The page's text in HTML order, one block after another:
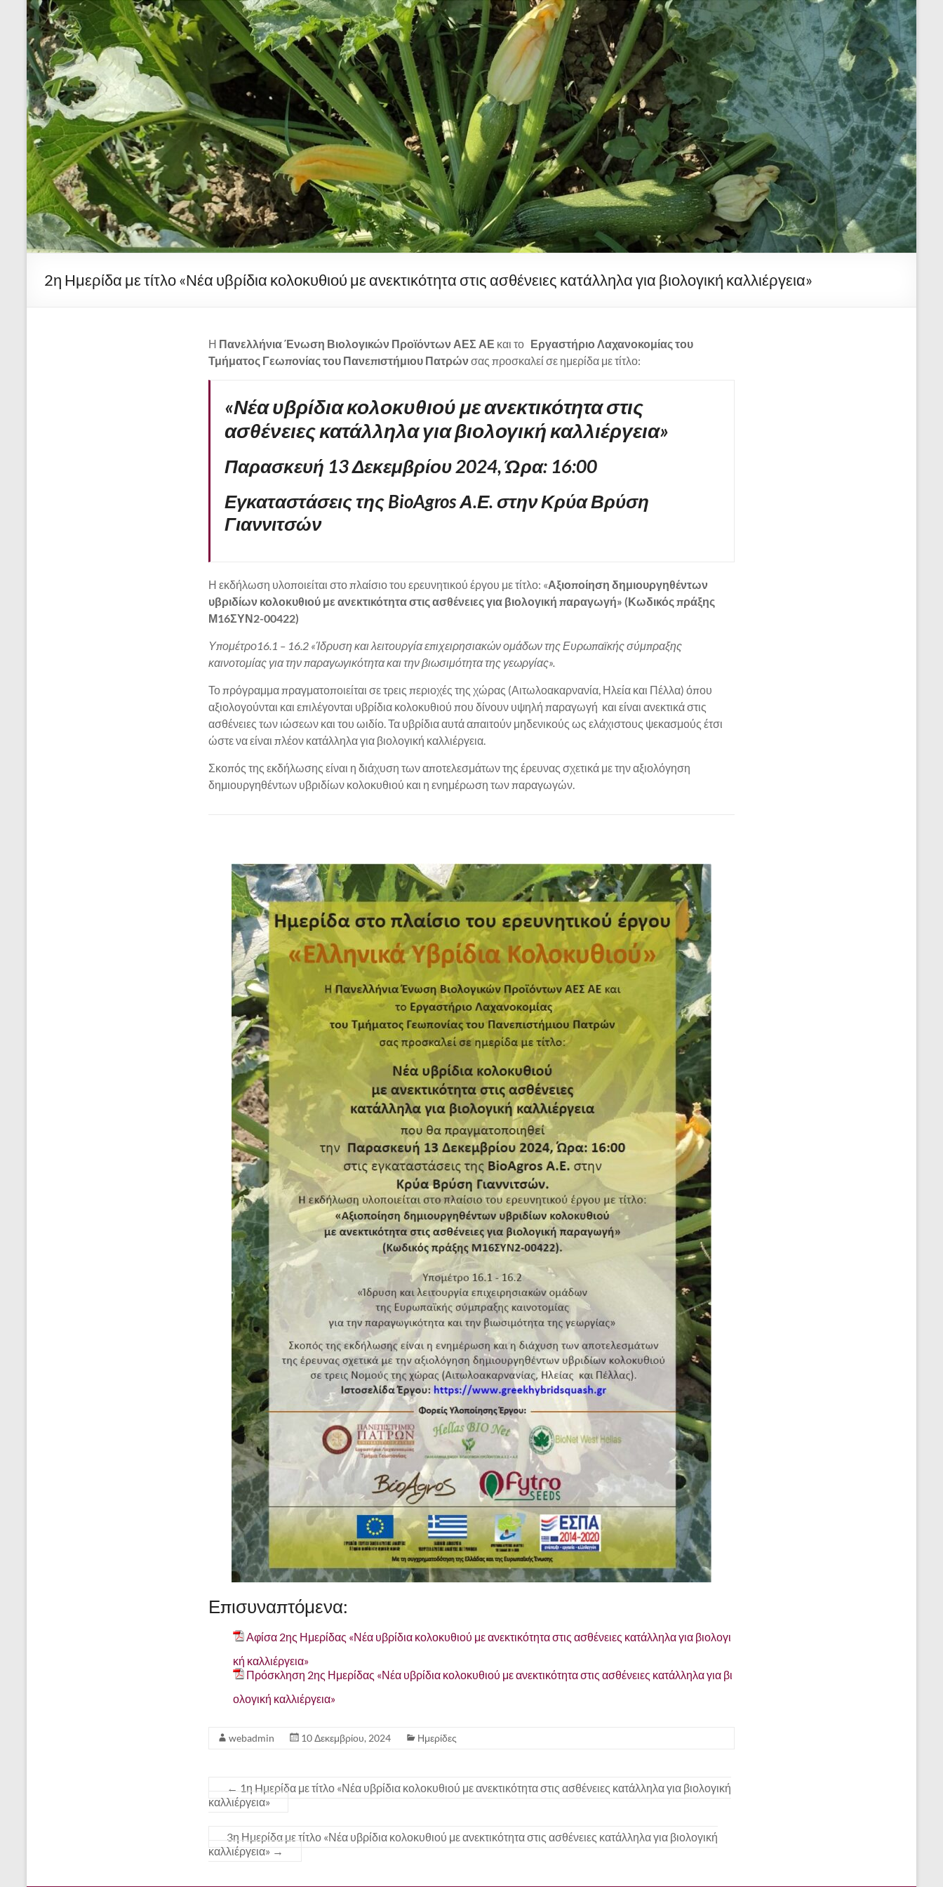
2η Ημερίδα με τίτλο «Νέα υβρίδια κολοκυθιού με ανεκτικότητα στις ασθένειες κατάλληλα για βιολογική καλλιέργεια»
Η Πανελλήνια Ένωση Βιολογικών Προϊόντων ΑΕΣ ΑΕ και το Εργαστήριο Λαχανοκομίας του
Τμήματος Γεωπονίας του Πανεπιστήμιου Πατρών σας προσκαλεί σε ημερίδα με τίτλο:
«Νέα υβρίδια κολοκυθιού με ανεκτικότητα στις
ασθένειες κατάλληλα για βιολογική καλλιέργεια»
Παρασκευή 13 Δεκεμβρίου 2024, Ώρα: 16:00
Εγκαταστάσεις της BioAgros Α.Ε. στην Κρύα Βρύση
Γιαννιτσών
Η εκδήλωση υλοποιείται στο πλαίσιο του ερευνητικού έργου με τίτλο: «Αξιοποίηση δημιουργηθέντων
υβριδίων κολοκυθιού με ανεκτικότητα στις ασθένειες για βιολογική παραγωγή» (Κωδικός πράξης
Μ16ΣΥΝ2-00422)
Υπομέτρο16.1 – 16.2 «Ίδρυση και λειτουργία επιχειρησιακών ομάδων της Ευρωπαϊκής σύμπραξης
καινοτομίας για την παραγωγικότητα και την βιωσιμότητα της γεωργίας».
Το πρόγραμμα πραγματοποιείται σε τρεις περιοχές της χώρας (Αιτωλοακαρνανία, Ηλεία και Πέλλα) όπου
αξιολογούνται και επιλέγονται υβρίδια κολοκυθιού που δίνουν υψηλή παραγωγή και είναι ανεκτικά στις
ασθένειες των ιώσεων και του ωιδίο. Τα υβρίδια αυτά απαιτούν μηδενικούς ως ελάχιστους ψεκασμούς έτσι
ώστε να είναι πλέον κατάλληλα για βιολογική καλλιέργεια.
Σκοπός της εκδήλωσης είναι η διάχυση των αποτελεσμάτων της έρευνας σχετικά με την αξιολόγηση
δημιουργηθέντων υβριδίων κολοκυθιού και η ενημέρωση των παραγωγών.
Επισυναπτόμενα:
Αφίσα 2ης Ημερίδας «Νέα υβρίδια κολοκυθιού με ανεκτικότητα στις ασθένειες κατάλληλα για βιολογι
κή καλλιέργεια»
Πρόσκληση 2ης Ημερίδας «Νέα υβρίδια κολοκυθιού με ανεκτικότητα στις ασθένειες κατάλληλα για βι
ολογική καλλιέργεια»
webadmin 10 Δεκεμβρίου, 2024 Ημερίδες
← 1η Hμερίδα με τίτλο «Νέα υβρίδια κολοκυθιού με ανεκτικότητα στις ασθένειες κατάλληλα για βιολογική
καλλιέργεια»
3η Ημερίδα με τίτλο «Νέα υβρίδια κολοκυθιού με ανεκτικότητα στις ασθένειες κατάλληλα για βιολογική
καλλιέργεια» →